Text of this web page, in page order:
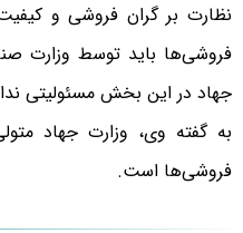
نظارت بر گران فروشی و
فروشی‌ها باید توسط وزارت
جهاد در این بخش مسئولیتی
به گفته وی، وزارت جهاد
فروشی‌ها است.